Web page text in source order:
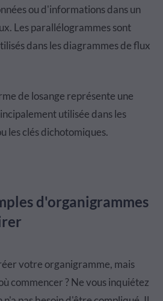
ou d'informations dans un
Les parallélogrammes sont
dans les diagrammes de flux
de losange représente une
utilisée dans les
les clés dichotomiques.
d'organigrammes
votre organigramme, mais
commencer ? Ne vous inquiétez